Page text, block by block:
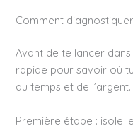
Comment
Avant de te lancer
rapide pour savoir où
du temps et de l’argent.
Première étape : isole